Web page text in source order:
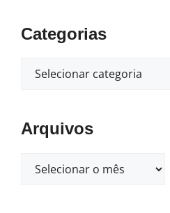
Categorias
Arquivos